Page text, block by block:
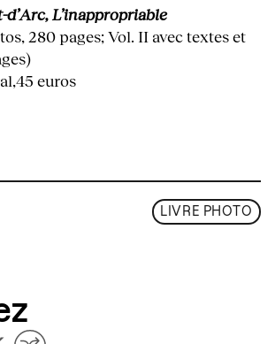
L’inappropriable
280 pages; Vol. II avec textes et
euros
LIVRE PHOTO